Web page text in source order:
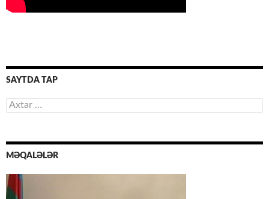
SAYTDA TAP
Axtarış:
MƏQALƏLƏR